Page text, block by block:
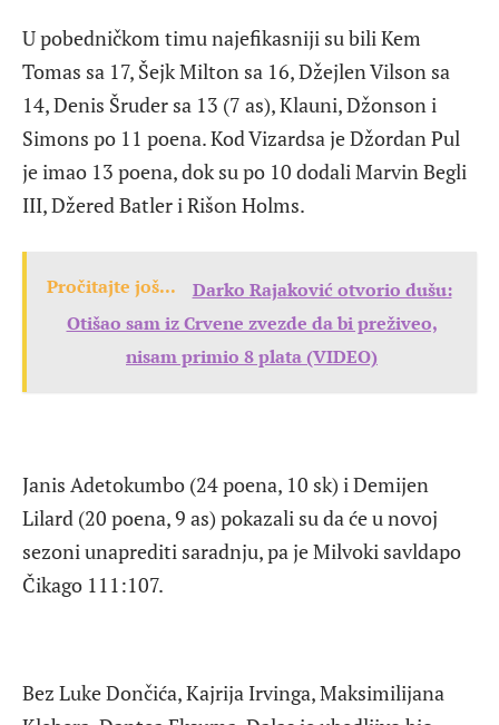
U pobedničkom timu najefikasniji su bili Kem
Tomas sa 17, Šejk Milton sa 16, Džejlen Vilson sa
14, Denis Šruder sa 13 (7 as), Klauni, Džonson i
Simons po 11 poena. Kod Vizardsa je Džordan Pul
je imao 13 poena, dok su po 10 dodali Marvin Begli
III, Džered Batler i Rišon Holms.
Pročitajte još...
Darko Rajaković otvorio dušu:
Otišao sam iz Crvene zvezde da bi preživeo,
nisam primio 8 plata (VIDEO)
Janis Adetokumbo (24 poena, 10 sk) i Demijen
Lilard (20 poena, 9 as) pokazali su da će u novoj
sezoni unaprediti saradnju, pa je Milvoki savldapo
Čikago 111:107.
Bez Luke Dončića, Kajrija Irvinga, Maksimilijana